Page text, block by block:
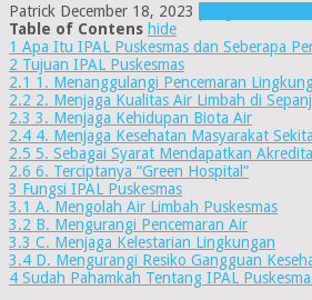
Patrick December 18, 2023
Table of Contens hide
1 Apa Itu IPAL Puskesmas dan Seberapa
2 Tujuan IPAL Puskesmas
2.1 1. Menanggulangi Pencemaran
2.2 2. Menjaga Kualitas Air Limbah di
2.3 3. Menjaga Kehidupan Biota Air
2.4 4. Menjaga Kesehatan Masyarakat
2.5 5. Sebagai Syarat Mendapatkan
2.6 6. Terciptanya “Green Hospital”
3 Fungsi IPAL Puskesmas
3.1 A. Mengolah Air Limbah Puskesmas
3.2 B. Mengurangi Pencemaran Air
3.3 C. Menjaga Kelestarian Lingkungan
3.4 D. Mengurangi Resiko Gangguan
4 Sudah Pahamkah Tentang IPAL